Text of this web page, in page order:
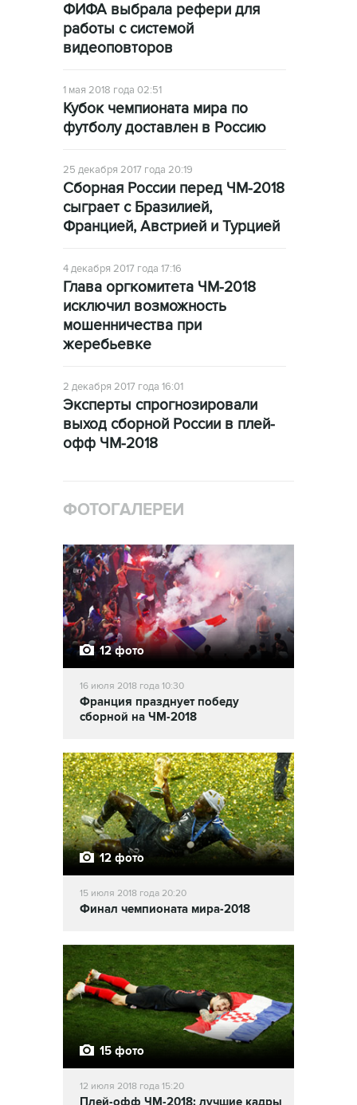
ФИФА выбрала рефери для
работы с системой
видеоповторов
1 мая 2018 года 02:51
Кубок чемпионата мира по
футболу доставлен в Россию
25 декабря 2017 года 20:19
Сборная России перед ЧМ-2018
сыграет с Бразилией,
Францией, Австрией и Турцией
4 декабря 2017 года 17:16
Глава оргкомитета ЧМ-2018
исключил возможность
мошенничества при
жеребьевке
2 декабря 2017 года 16:01
Эксперты спрогнозировали
выход сборной России в плей-
офф ЧМ-2018
ФОТОГАЛЕРЕИ
12 фото
16 июля 2018 года 10:30
Франция празднует победу
сборной на ЧМ-2018
12 фото
15 июля 2018 года 20:20
Финал чемпионата мира-2018
15 фото
12 июля 2018 года 15:20